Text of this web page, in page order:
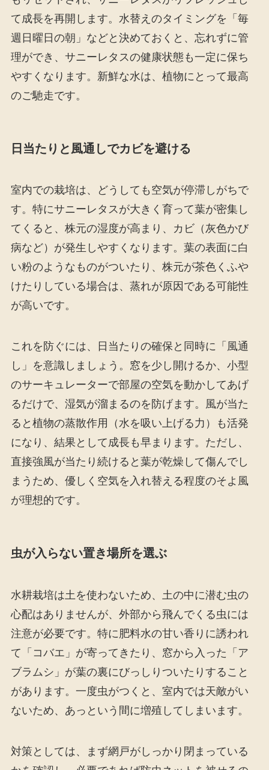
て成長を再開します。水替えのタイミングを「毎
週日曜日の朝」などと決めておくと、忘れずに管
理ができ、サニーレタスの健康状態も一定に保ち
やすくなります。新鮮な水は、植物にとって最高
のご馳走です。
日当たりと風通しでカビを避ける
室内での栽培は、どうしても空気が停滞しがちで
す。特にサニーレタスが大きく育って葉が密集し
てくると、株元の湿度が高まり、カビ（灰色かび
病など）が発生しやすくなります。葉の表面に白
い粉のようなものがついたり、株元が茶色くふや
けたりしている場合は、蒸れが原因である可能性
が高いです。
これを防ぐには、日当たりの確保と同時に「風通
し」を意識しましょう。窓を少し開けるか、小型
のサーキュレーターで部屋の空気を動かしてあげ
るだけで、湿気が溜まるのを防げます。風が当た
ると植物の蒸散作用（水を吸い上げる力）も活発
になり、結果として成長も早まります。ただし、
直接強風が当たり続けると葉が乾燥して傷んでし
まうため、優しく空気を入れ替える程度のそよ風
が理想的です。
虫が入らない置き場所を選ぶ
水耕栽培は土を使わないため、土の中に潜む虫の
心配はありませんが、外部から飛んでくる虫には
注意が必要です。特に肥料水の甘い香りに誘われ
て「コバエ」が寄ってきたり、窓から入った「ア
ブラムシ」が葉の裏にびっしりついたりすること
があります。一度虫がつくと、室内では天敵がい
ないため、あっという間に増殖してしまいます。
対策としては、まず網戸がしっかり閉まっている